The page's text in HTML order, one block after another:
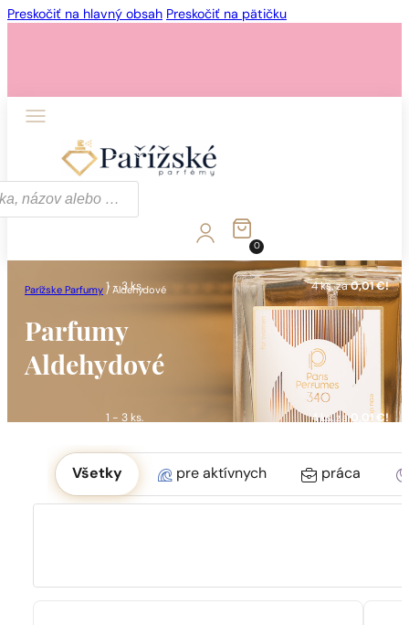
Preskočiť na hlavný obsah Preskočiť na pätičku
1 - 3 ks.
1 - 3 ks. 4 ks. za0,01 €!
1 - 3 ks. 4 ks. za0,01 €!
0
Parížske Parfumy /Aldehydové
Parfumy
Aldehydové
Okoliczność
Všetky pre aktívnych práca